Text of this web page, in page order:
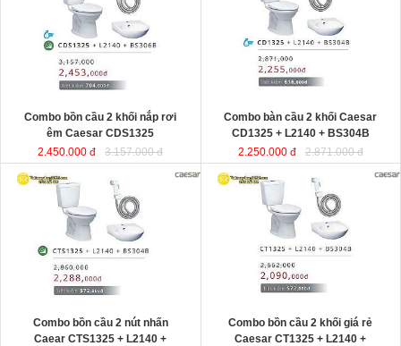
Combo bồn cầu 2 khối nắp rơi
êm Caesar CDS1325
2.450.000 đ
3.157.000 đ
Combo bàn cầu 2 khối Caesar
CD1325 + L2140 + BS304B
2.250.000 đ
2.871.000 đ
Combo bồn cầu 2 nút nhấn
Caear CTS1325 + L2140 +
Combo bồn cầu 2 khối giá rẻ
Caesar CT1325 + L2140 +